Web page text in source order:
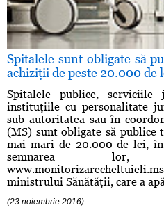
Spitalele sunt obligate să
achiziţii de peste 20.000 de
Spitalele publice, serviciile
instituţiile cu personalitate
sub autoritatea sau în
(MS) sunt obligate să publice
mai mari de 20.000 de lei,
semnarea
ministrului Sănătăţii, care a
(23 noiembrie 2016)